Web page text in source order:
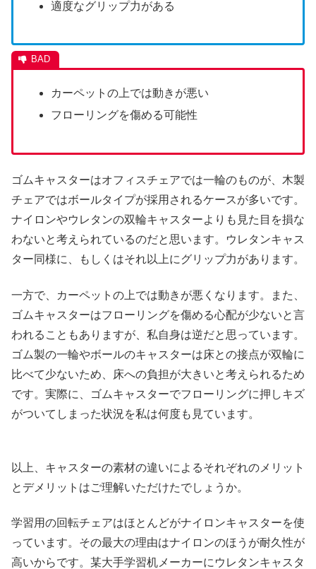
適度なグリップ力がある
カーペットの上では動きが悪い
フローリングを傷める可能性
ゴムキャスターはオフィスチェアでは一輪のものが、木製
チェアではボールタイプが採用されるケースが多いです。
ナイロンやウレタンの双輪キャスターよりも見た目を損な
わないと考えられているのだと思います。ウレタンキャス
ター同様に、もしくはそれ以上にグリップ力があります。
一方で、カーペットの上では動きが悪くなります。また、
ゴムキャスターはフローリングを傷める心配が少ないと言
われることもありますが、私自身は逆だと思っています。
ゴム製の一輪やボールのキャスターは床との接点が双輪に
比べて少ないため、床への負担が大きいと考えられるため
です。実際に、ゴムキャスターでフローリングに押しキズ
がついてしまった状況を私は何度も見ています。
以上、キャスターの素材の違いによるそれぞれのメリット
とデメリットはご理解いただけたでしょうか。
学習用の回転チェアはほとんどがナイロンキャスターを使
っています。その最大の理由はナイロンのほうが耐久性が
高いからです。某大手学習机メーカーにウレタンキャスタ